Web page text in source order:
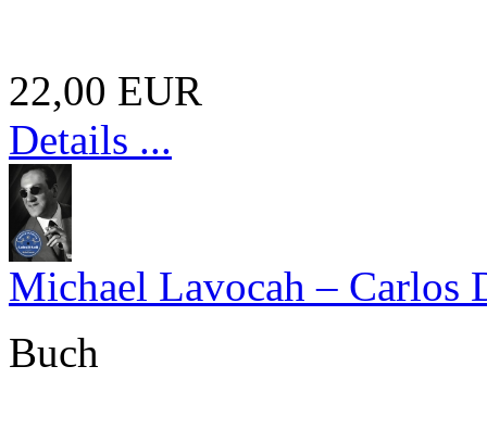
22,00 EUR
Details ...
Michael Lavocah – Carlos
Buch